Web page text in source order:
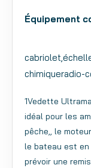
Équipement
chimiqueradio-
1Vedette
idéal pour les
pêche,, le
le bateau est
prévoir une